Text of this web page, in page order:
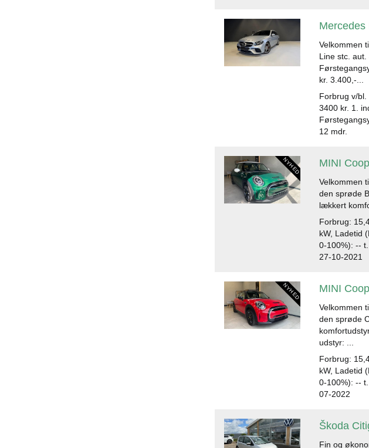
Mercedes
Velkommen
Line stc.
kr. 3.400,-...
Forbrug v/
3400 kr. 1.
12 mdr.
MINI
Velkommen
den sprøde
lækkert
Forbrug:
kW, Ladetid
0-100%): --
27-10-2021
MINI
Velkommen
den sprøde
udstyr: ...
Forbrug:
kW, Ladetid
0-100%): --
07-2022
Škoda
Fin og